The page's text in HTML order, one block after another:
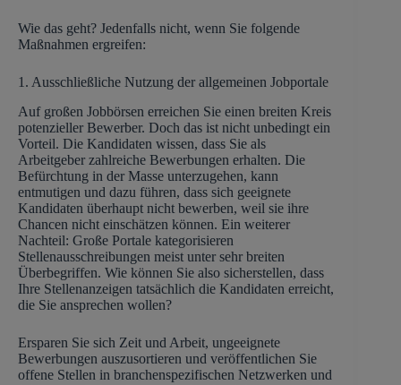
Wie das geht? Jedenfalls nicht, wenn Sie folgende
Maßnahmen ergreifen:
1. Ausschließliche Nutzung der allgemeinen Jobportale
Auf großen Jobbörsen erreichen Sie einen breiten Kreis
potenzieller Bewerber. Doch das ist nicht unbedingt ein
Vorteil. Die Kandidaten wissen, dass Sie als
Arbeitgeber zahlreiche Bewerbungen erhalten. Die
Befürchtung in der Masse unterzugehen, kann
entmutigen und dazu führen, dass sich geeignete
Kandidaten überhaupt nicht bewerben, weil sie ihre
Chancen nicht einschätzen können. Ein weiterer
Nachteil: Große Portale kategorisieren
Stellenausschreibungen meist unter sehr breiten
Überbegriffen. Wie können Sie also sicherstellen, dass
Ihre Stellenanzeigen tatsächlich die Kandidaten erreicht,
die Sie ansprechen wollen?
Ersparen Sie sich Zeit und Arbeit, ungeeignete
Bewerbungen auszusortieren und veröffentlichen Sie
offene Stellen in branchenspezifischen Netzwerken und